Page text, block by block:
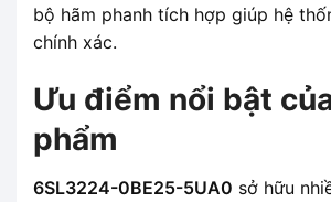
bộ hãm phanh tích hợp giúp hệ
chính xác.
Ưu điểm nổi bật
phẩm
6SL3224-0BE25-5UA0 sở hữu